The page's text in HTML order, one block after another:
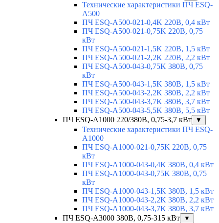
Технические характеристики ПЧ ESQ-
A500
ПЧ ESQ-A500-021-0,4K 220В, 0,4 кВт
ПЧ ESQ-A500-021-0,75K 220В, 0,75
кВт
ПЧ ESQ-A500-021-1,5K 220В, 1,5 кВт
ПЧ ESQ-A500-021-2,2K 220В, 2,2 кВт
ПЧ ESQ-A500-043-0,75K 380В, 0,75
кВт
ПЧ ESQ-A500-043-1,5K 380В, 1,5 кВт
ПЧ ESQ-A500-043-2,2K 380В, 2,2 кВт
ПЧ ESQ-A500-043-3,7K 380В, 3,7 кВт
ПЧ ESQ-A500-043-5,5K 380В, 5,5 кВт
ПЧ ESQ-A1000 220/380В, 0,75-3,7 кВт
▼
Технические характеристики ПЧ ESQ-
A1000
ПЧ ESQ-A1000-021-0,75K 220В, 0,75
кВт
ПЧ ESQ-A1000-043-0,4K 380В, 0,4 кВт
ПЧ ESQ-A1000-043-0,75K 380В, 0,75
кВт
ПЧ ESQ-A1000-043-1,5K 380В, 1,5 кВт
ПЧ ESQ-A1000-043-2,2K 380В, 2,2 кВт
ПЧ ESQ-A1000-043-3,7K 380В, 3,7 кВт
ПЧ ESQ-A3000 380В, 0,75-315 кВт
▼